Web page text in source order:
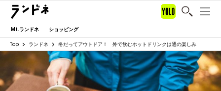
Mt.ランドネ ショッピング
Top ランドネ 冬だってアウトドア！ 外で飲むホットドリンクは通の楽しみ